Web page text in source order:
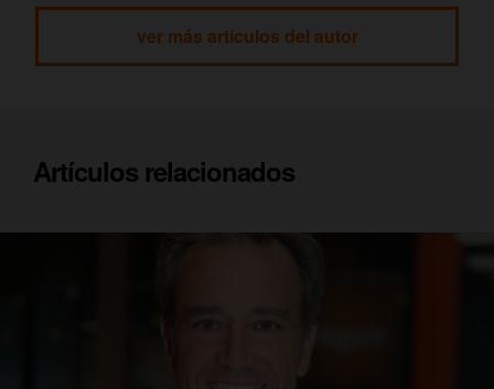
ver más artículos del autor
Artículos relacionados